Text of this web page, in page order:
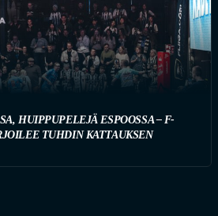
HUIPPUPELEJÄ ESPOOSSA – F-
TUHDIN KATTAUKSEN